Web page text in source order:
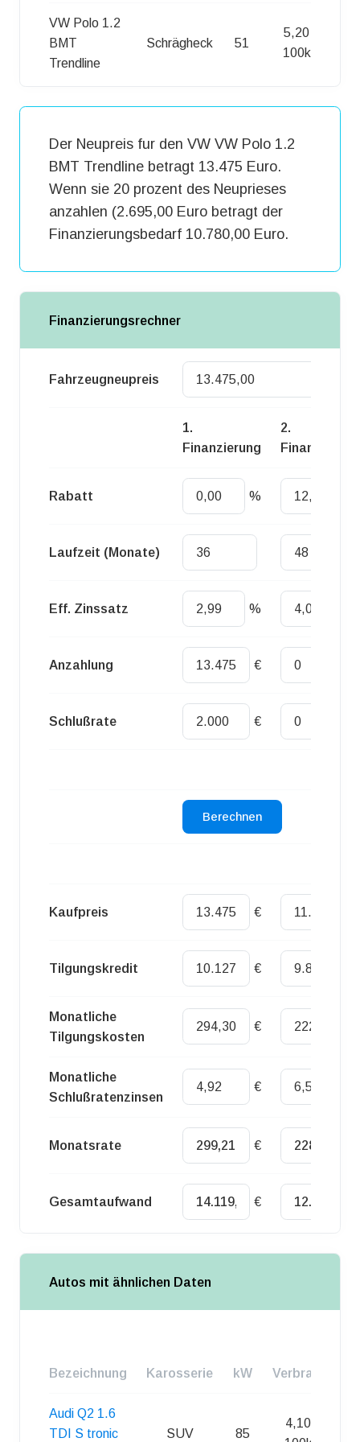
VW Polo 1.2
BMT
Trendline
Schrägheck 51
5,20 l /
100km
Der Neupreis fur den VW VW Polo 1.2
BMT Trendline betragt 13.475 Euro.
Wenn sie 20 prozent des Neuprieses
anzahlen (2.695,00 Euro betragt der
Finanzierungsbedarf 10.780,00 Euro.
Finanzierungsrechner
Fahrzeugneupreis
1.
Finanzierung
2.
Finanzierung
Rabatt %
Laufzeit (Monate)
Eff. Zinssatz %
Anzahlung €
Schlußrate €
Kaufpreis €
Tilgungskredit €
Monatliche
Tilgungskosten
€
Monatliche
Schlußratenzinsen
€
Monatsrate €
Gesamtaufwand €
Autos mit ähnlichen Daten
Bezeichnung Karosserie kW Verbrauch
Audi Q2 1.6
TDI S tronic
SUV 85
4,10 l /